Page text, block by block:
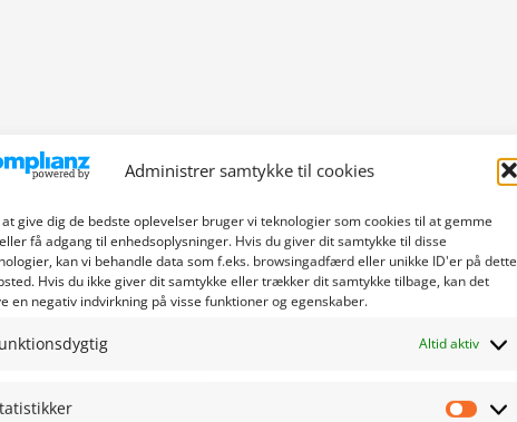
Administrer samtykke til cookies
at give dig de bedste oplevelser bruger vi teknologier som cookies til at gemme
få adgang til enhedsoplysninger. Hvis du giver dit samtykke til disse
kan vi behandle data som f.eks. browsingadfærd eller unikke ID'er på dette
Hvis du ikke giver dit samtykke eller trækker dit samtykke tilbage, kan det
en negativ indvirkning på visse funktioner og egenskaber.
Altid aktiv